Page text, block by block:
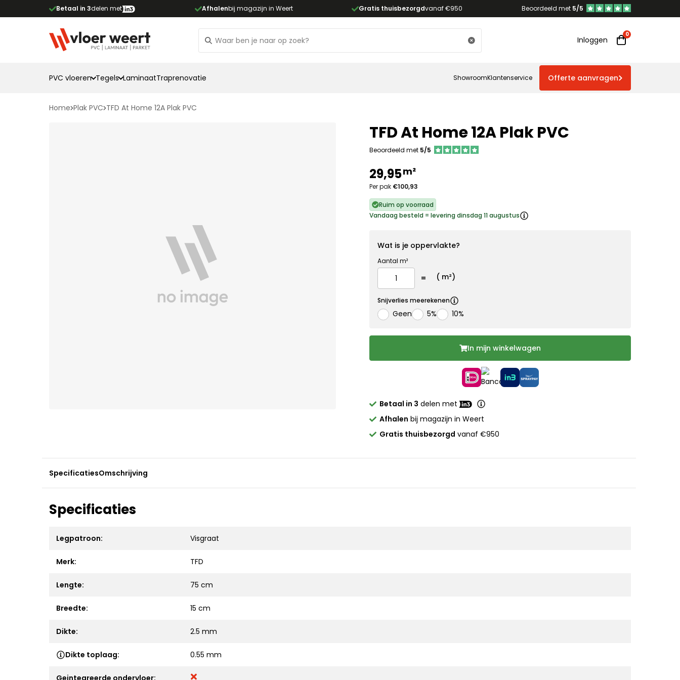
Betaal in 3delen met Afhalenbij magazijn in Weert Gratis thuisbezorgdvanaf €950 Beoordeeld met 5/5
Inloggen
PVC vloeren Tegels LaminaatTraprenovatie ShowroomKlantenservice Offerte aanvragen
Home Plak PVC TFD At Home 12A Plak PVC
TFD At Home 12A Plak PVC
Beoordeeld met 5/5
29,95m²
Per pak €100,93
Ruim op voorraad
Vandaag besteld = levering dinsdag 11 augustus
Wat is je oppervlakte?
Aantal m²
( m²)
Snijverlies meerekenen
Geen 5% 10%
In mijn winkelwagen
Betaal in 3 delen met
Afhalen bij magazijn in Weert
Gratis thuisbezorgd vanaf €950
SpecificatiesOmschrijving
Specificaties
Legpatroon: Visgraat
Merk: TFD
Lengte: 75 cm
Breedte: 15 cm
Dikte: 2.5 mm
Dikte toplaag: 0.55 mm
Geintegreerde ondervloer: